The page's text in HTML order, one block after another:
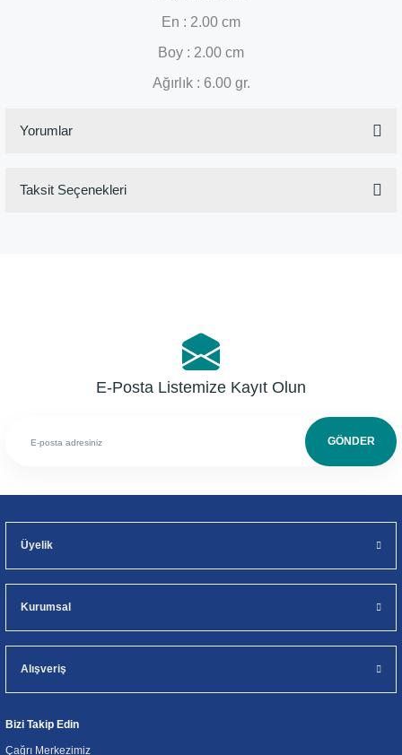
En : 2.00 cm
Boy : 2.00 cm
Ağırlık : 6.00 gr.
Yorumlar
Taksit Seçenekleri
E-Posta Listemize Kayıt Olun
GÖNDER
Üyelik
Kurumsal
Alışveriş
Bizi Takip Edin
Çağrı Merkezimiz